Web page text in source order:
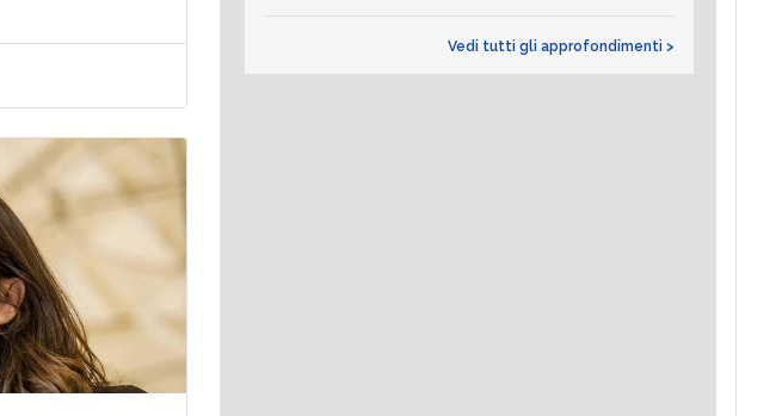
Vedi tutti gli approfondimenti >